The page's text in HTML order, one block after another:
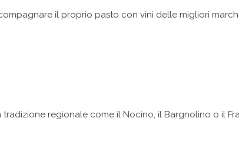
il proprio pasto con vini delle migliori
regionale come il Nocino, il Bargnolino o il